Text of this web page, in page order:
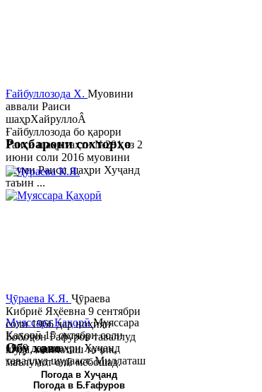
Ғайбуллозода Х. Муовини
аввали Раиси
шаҳрХайруллоÂ
Ғайбуллозода бо қарори
Раиси шаҳр таҳти №281 аз 2
июни соли 2016 муовини
якуми Раиси шаҳри Хуҷанд
таъин ...
Муяссара ҚаҳорӣМуяссара
Қаҳорӣ 15 октябри соли
1979 дар шаҳри Хуҷанд
таваллуд шудааст. Миллаташ
тоҷик. Маълумот олӣ. Соли
2002 Донишгоҳи давлатии
Роҳбарони сохторҳо
Ҷӯраева К.Я. Ҷӯраева
Кибриё Яҳёевна 9 сентябри
соли 1966 дар ноҳияи
Бобоҷон Ғафуров таваллуд
шуда, миллаташ тоҷик,
маълумот олӣ мебошад.
Соли 1997 Донишг...
Обу хаво
Погода в Хуҷанд
Погода в Б.Ғафуров